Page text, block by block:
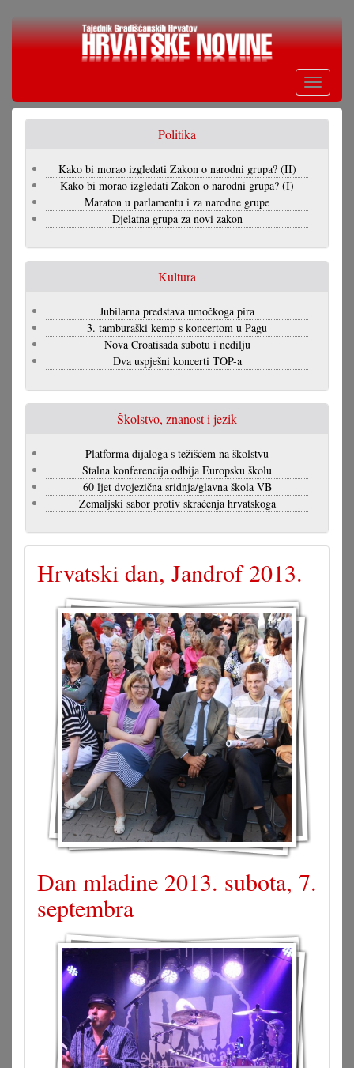
Skoči
Toggle
Politika
Kako bi morao izgledati Zakon o narodni grupa? (II)
Kako bi morao izgledati Zakon o narodni grupa? (I)
Maraton u parlamentu i za narodne grupe
Djelatna grupa za novi zakon
Kultura
Jubilarna predstava umočkoga pira
3. tamburaški kemp s koncertom u Pagu
Nova Croatisada subotu i nedilju
Dva uspješni koncerti TOP-a
Školstvo, znanost i jezik
Platforma dijaloga s težišćem na školstvu
Stalna konferencija odbija Europsku školu
60 ljet dvojezična sridnja/glavna škola VB
Zemaljski sabor protiv skraćenja hrvatskoga
Hrvatski dan, Jandrof 2013.
Dan mladine 2013. subota, 7.
septembra